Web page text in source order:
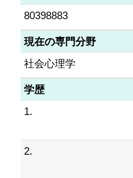
80398883
現在の専門分野
社会心理学
学歴
1.
2.